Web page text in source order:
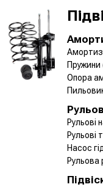
Пружини
Опора
Рульові
Рульові
Насос
Рульова